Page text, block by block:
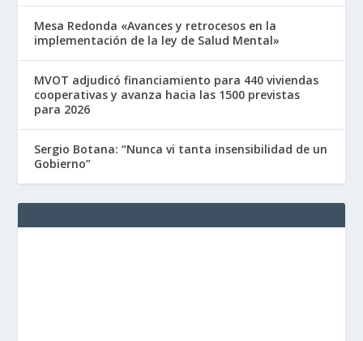
Mesa Redonda «Avances y retrocesos en la
implementación de la ley de Salud Mental»
MVOT adjudicó financiamiento para 440 viviendas
cooperativas y avanza hacia las 1500 previstas
para 2026
Sergio Botana: “Nunca vi tanta insensibilidad de un
Gobierno”